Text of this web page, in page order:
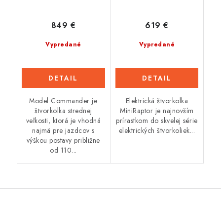
Vypredané
849 €
DETAIL
Model Commander je
štvorkolka strednej
veľkosti, ktorá je vhodná
najmä pre jazdcov s
výškou postavy približne
od 110...
Vypredané
619 €
DETAIL
Elektrická štvorkolka
MiniRaptor je najnovším
prírastkom do skvelej série
elektrických štvorkoliek...